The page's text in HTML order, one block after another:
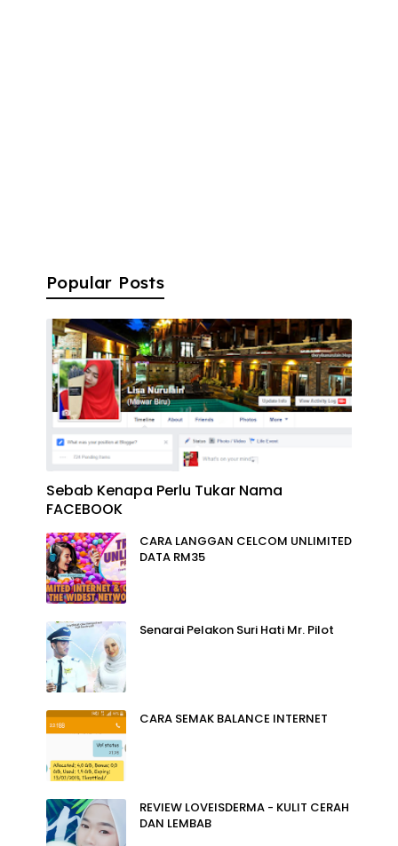
Popular Posts
Sebab Kenapa Perlu Tukar Nama
FACEBOOK
CARA LANGGAN CELCOM UNLIMITED
DATA RM35
Senarai Pelakon Suri Hati Mr. Pilot
CARA SEMAK BALANCE INTERNET
REVIEW LOVEISDERMA - KULIT CERAH
DAN LEMBAB